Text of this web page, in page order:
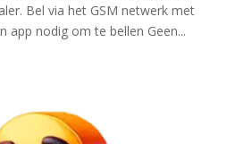
Bel via het GSM netwerk met
app nodig om te bellen Geen...